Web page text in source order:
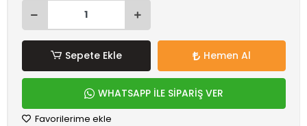
Sepete Ekle Hemen Al
WHATSAPP İLE SİPARİŞ VER
Favorilerime ekle